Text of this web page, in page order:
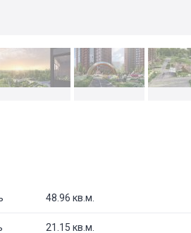
48.96 кв.м.
21.15 кв.м.